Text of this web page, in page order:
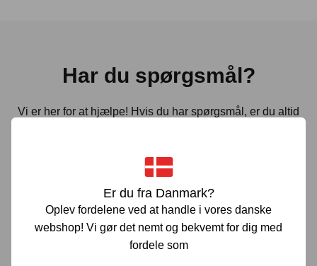
Er du fra Danmark?
Oplev fordelene ved at handle i vores danske
webshop! Vi gør det nemt og bekvemt for dig med
fordele som
Har du spørgsmål?
Vi er her for at hjælpe! Hvis du har spørgsmål, er du altid
muligt.
KONTAKT OS